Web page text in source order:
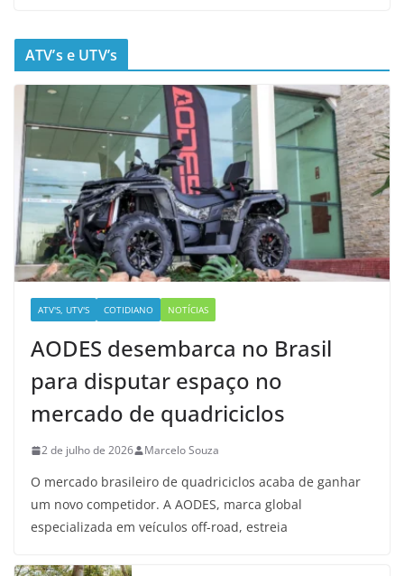
ATV’s e UTV’s
ATV'S, UTV'S COTIDIANO NOTÍCIAS
AODES desembarca no Brasil
para disputar espaço no
mercado de quadriciclos
2 de julho de 2026 Marcelo Souza
O mercado brasileiro de quadriciclos acaba de ganhar
um novo competidor. A AODES, marca global
especializada em veículos off-road, estreia